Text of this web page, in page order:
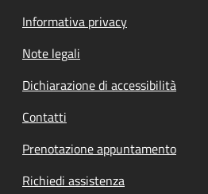
Informativa privacy
Note legali
Dichiarazione di accessibilità
Contatti
Prenotazione appuntamento
Richiedi assistenza